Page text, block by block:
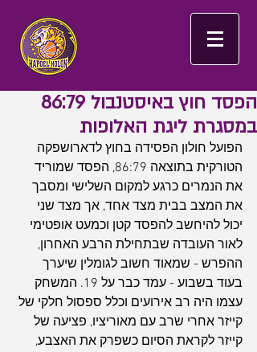
הפסד חוץ באיסטנבול 86:79
במסגרת ליגת האלופות
הפועל חולון הפסידה בחוץ לדארושפקה
הטורקית בתוצאה 86:79, הפסד שמוריד
את הנמרים כרגע למקום השלישי ומסבך
את המצב בבית מצד אחד, אך מצד שני
יכול להיחשב להפסד קטן וכמעט אופטימי
לאור העובדה שבתחילת הרבע האחרון,
ההפרש - שמאוד חשוב לגומלין שיערך
בעוד בשבוע - עמד כבר על 19. המשחק
עצמו היה רב אירועים וכלל ספסול חלקי של
קייזר אחרי שרב עם מאוריציו, פציעה של
קייזר לקראת הסיום כשפרק את האצבע,